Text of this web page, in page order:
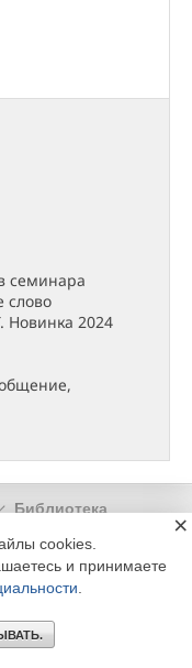
семинара
слово
Новинка 2024
Библиотека
Реклама
cookies.
и принимаете
×